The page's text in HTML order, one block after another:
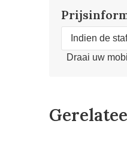
Indien de
Draai uw